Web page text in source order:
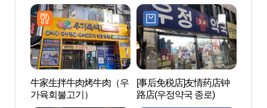
牛家生拌牛肉烤牛肉（우
가육회불고기）
[事后免税店]友情药店钟
路店(우정약국 종로)